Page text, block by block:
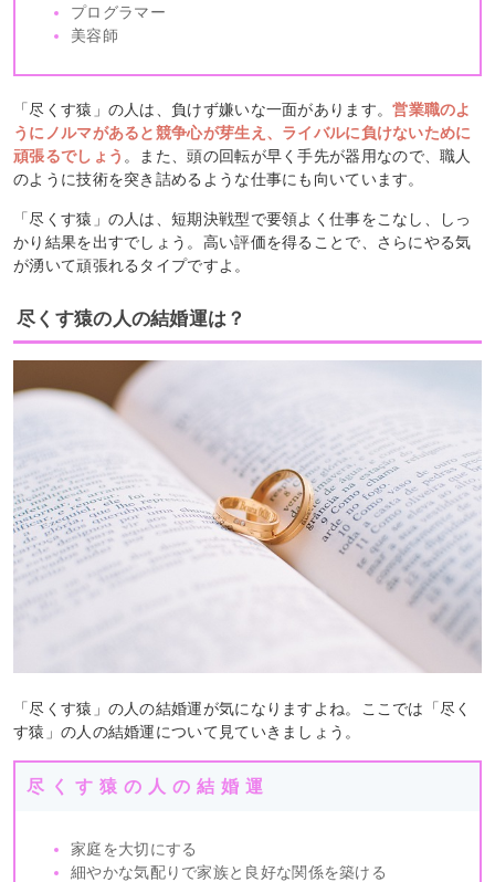
プログラマー
美容師
「尽くす猿」の人は、負けず嫌いな一面があります。営業職のよ
うにノルマがあると競争心が芽生え、ライバルに負けないために
頑張るでしょう 。また、頭の回転が早く手先が器用なので、職人
のように技術を突き詰めるような仕事にも向いています。
「尽くす猿」の人は、短期決戦型で要領よく仕事をこなし、しっ
かり結果を出すでしょう。高い評価を得ることで、さらにやる気
が湧いて頑張れるタイプですよ。
尽くす猿の人の結婚運は？
「尽くす猿」の人の結婚運が気になりますよね。ここでは「尽く
す猿」の人の結婚運について見ていきましょう。
尽くす猿の人の結婚運
家庭を大切にする
細やかな気配りで家族と良好な関係を築ける